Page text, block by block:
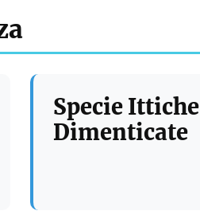
Specie Ittiche
Dimenticate